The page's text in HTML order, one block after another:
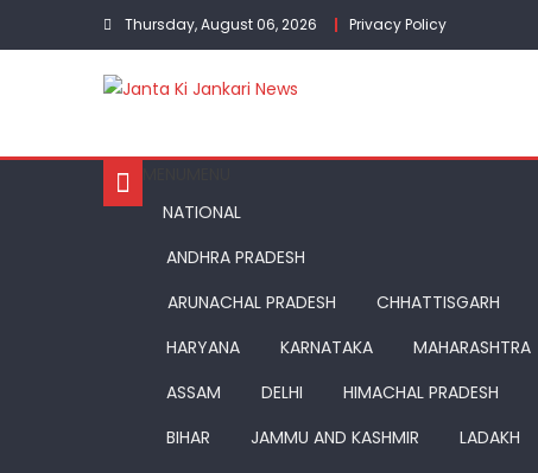
Thursday, August 06, 2026 Privacy Policy
NATIONAL
ANDHRA PRADESH
ARUNACHAL PRADESH
CHHATTISGARH
HARYANA
KARNATAKA MAHARASHTRA
ASSAM
DELHI HIMACHAL PRADESH
BIHAR
JAMMU AND KASHMIR LADAKH